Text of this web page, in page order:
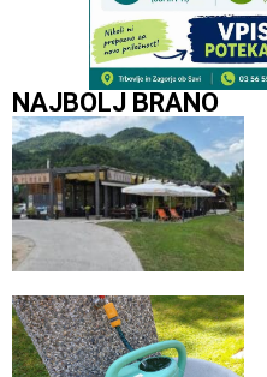
NAJBOLJ BRANO